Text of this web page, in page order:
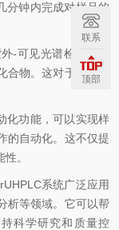
分钟内完成对样品的
-可见光谱检测器或
物。这对于需要进
化功能，可以实现样
的自动化。这不仅提
性。
系统广泛应用
析等领域。它可以帮
科学研究和质量控
联系
顶部